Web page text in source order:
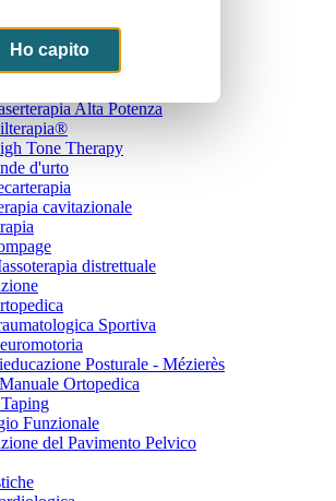
Ho capito
Antalgica
Di Stimolazione
Alta Potenza
Tone Therapy
d'urto
cavitazionale
distrettuale
Sportiva
Posturale - Mézierès
Ortopedica
Funzionale
del Pavimento Pelvico